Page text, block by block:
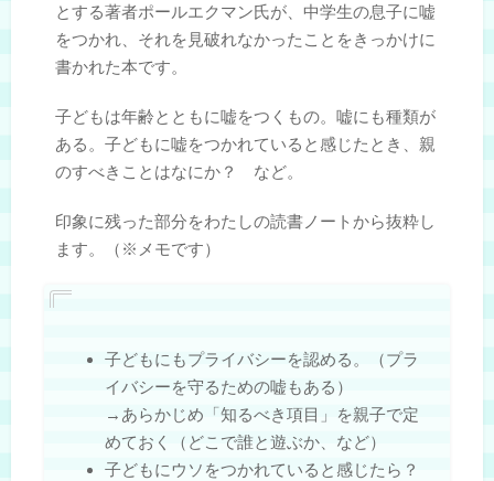
とする著者ポールエクマン氏が、中学生の息子に嘘
をつかれ、それを見破れなかったことをきっかけに
書かれた本です。
子どもは年齢とともに嘘をつくもの。嘘にも種類が
ある。子どもに嘘をつかれていると感じたとき、親
のすべきことはなにか？ など。
印象に残った部分をわたしの読書ノートから抜粋し
ます。（※メモです）
子どもにもプライバシーを認める。（プラ
イバシーを守るための嘘もある）
→あらかじめ「知るべき項目」を親子で定
めておく（どこで誰と遊ぶか、など）
子どもにウソをつかれていると感じたら？